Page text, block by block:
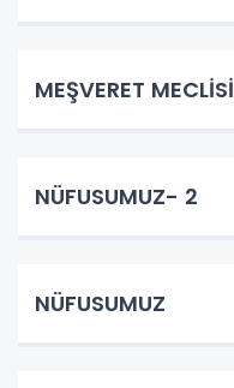
MEŞVERET MECLİSİ
NÜFUSUMUZ- 2
NÜFUSUMUZ